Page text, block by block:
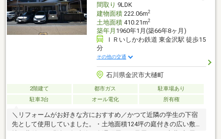
間取り 9LDK
建物面積222.06m2
土地面積410.21m2
築年月 1960年1月(築66年8ヶ月)
ＩＲいしかわ鉄道 東金沢駅 徒歩15
分
その他の交通
石川県金沢市大樋町
2階建て 都市ガス
駐車場あり
駐車3台
オール電化 所有権
＼リフォームがお好きな方におすすめ／かつて近隣の学生の下宿
先として使用していました。・土地面積124坪の庭付きの広い敷